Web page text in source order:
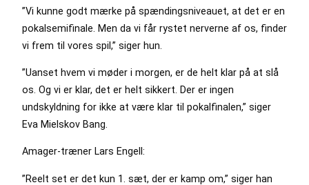
”Vi kunne godt mærke på spændingsniveauet, at det er en
pokalsemifinale. Men da vi får rystet nerverne af os, finder
vi frem til vores spil,” siger hun.
”Uanset hvem vi møder i morgen, er de helt klar på at slå
os. Og vi er klar, det er helt sikkert. Der er ingen
undskyldning for ikke at være klar til pokalfinalen,” siger
Eva Mielskov Bang.
Amager-træner Lars Engell:
”Reelt set er det kun 1. sæt, der er kamp om,” siger han